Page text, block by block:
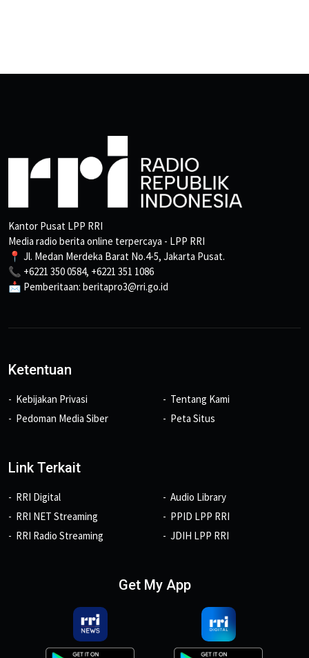
Kantor Pusat LPP RRI
Media radio berita online terpercaya - LPP RRI
📍 Jl. Medan Merdeka Barat No.4-5, Jakarta Pusat.
📞 +6221 350 0584, +6221 351 1086
📩 Pemberitaan: beritapro3@rri.go.id
Ketentuan
Kebijakan Privasi
Pedoman Media Siber
Tentang Kami
Peta Situs
Link Terkait
RRI Digital
RRI NET Streaming
RRI Radio Streaming
Audio Library
PPID LPP RRI
JDIH LPP RRI
Get My App